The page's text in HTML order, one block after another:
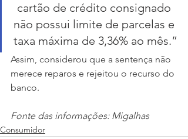
cartão de crédito consignado
não possui limite de parcelas e
taxa máxima de 3,36% ao mês.”
Assim, considerou que a sentença não
merece reparos e rejeitou o recurso do
banco.
Fonte das informações: Migalhas
Consumidor